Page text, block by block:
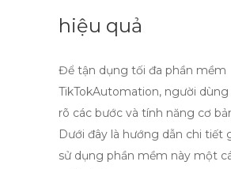
hiệu quả
Để tận dụng tối đa phần mềm
TikTokAutomation, người
rõ các bước và tính năng cơ
Dưới đây là hướng dẫn chi tiết
sử dụng phần mềm này một